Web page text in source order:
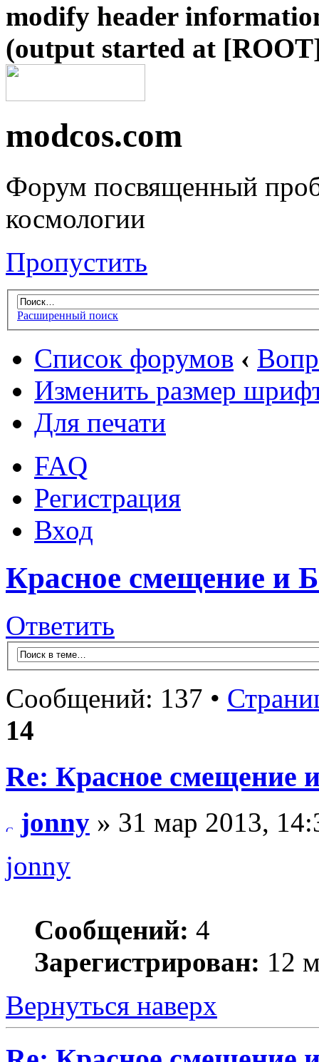
modify header
(output started at
modcos.com
Форум посвященный
космологии
Пропустить
Расширенный поиск
Список форумов ‹
Изменить размер
Для печати
FAQ
Регистрация
Вход
Красное смещение и
Ответить
Сообщений: 137 •
14
Re: Красное смещение
jonny » 31 мар 2013,
jonny
Сообщений: 4
Зарегистрирован: 12
Вернуться наверх